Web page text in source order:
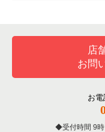
神奈川県のそば・うど
神奈川県の寿司の居
神奈川県の鉄板焼き
横浜市戸塚区のカフ
横浜市戸塚区の居酒
東戸塚駅のカフェの居
東戸塚駅のその他の居
横浜市戸塚区の1階の
東戸塚駅の1階の飲食
店
お問
お
受付時間 9